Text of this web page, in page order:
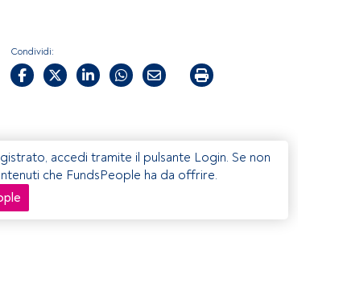
Condividi:
accedi tramite il pulsante Login. Se non
che FundsPeople ha da offrire.